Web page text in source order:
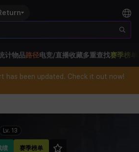
计物品路径电竞/直播收藏多重查找赛季榜单
has been updated. Check it out now!
Lv. 13
绩 赛季榜单